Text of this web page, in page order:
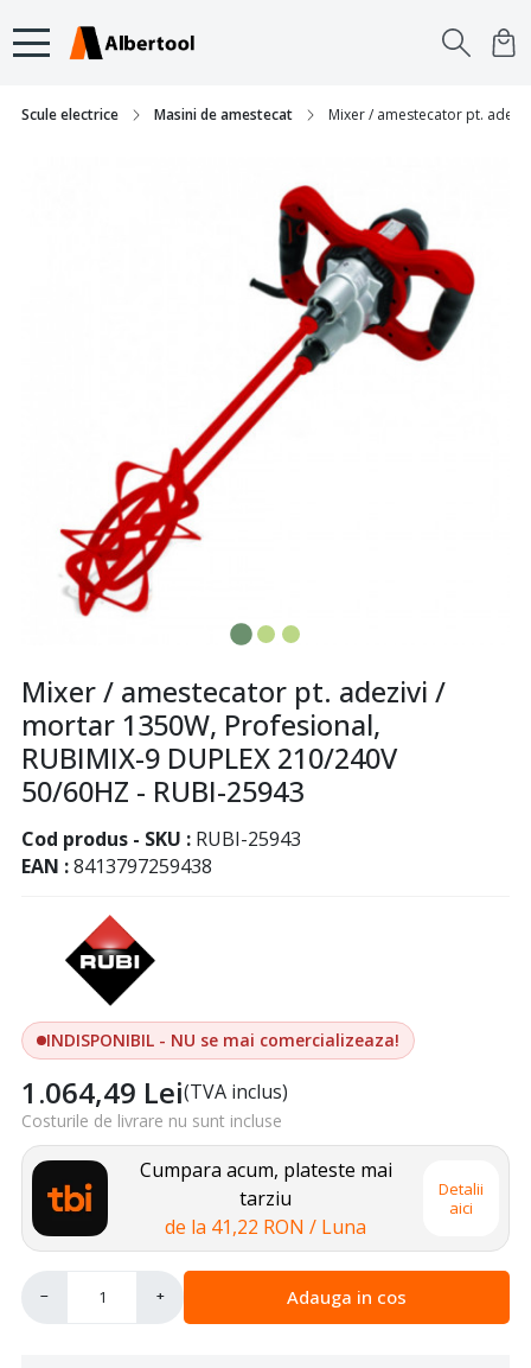
Scule electrice Masini de amestecat Mixer / amestecator pt.
Mixer / amestecator pt. adezivi /
mortar 1350W, Profesional,
RUBIMIX-9 DUPLEX 210/240V
50/60HZ - RUBI-25943
Cod produs - SKU
RUBI-25943
EAN 8413797259438
INDISPONIBIL - NU se mai comercializeaza!
1.064,49 Lei(TVA inclus)
Costurile de livrare nu sunt incluse
Cumpara acum, plateste mai
tarziu
de la 41,22 RON / Luna
Detalii
aici
− + Adauga in cos